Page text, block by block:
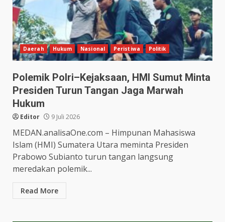
Daerah Hukum Nasional Peristiwa Politik
Polemik Polri–Kejaksaan, HMI Sumut Minta
Presiden Turun Tangan Jaga Marwah
Hukum
Editor 9 Juli 2026
MEDAN.analisaOne.com – Himpunan Mahasiswa
Islam (HMI) Sumatera Utara meminta Presiden
Prabowo Subianto turun tangan langsung
meredakan polemik...
Read More